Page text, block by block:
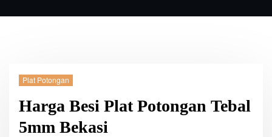
Plat Potongan
Harga Besi Plat Potongan Tebal
5mm Bekasi